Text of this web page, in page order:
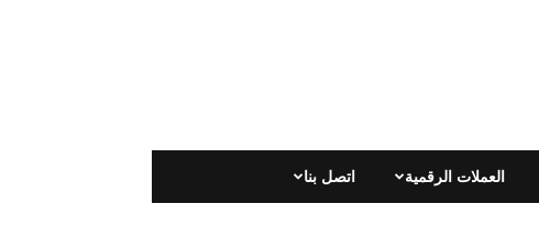
اتصل بنا العملات الرقمية